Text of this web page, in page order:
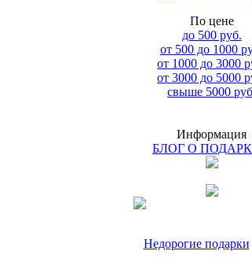
По цене
до 500 руб.
от 500 до 1000
от 1000 до 3000
от 3000 до 5000
свыше 5000
Информация
БЛОГ О
Недорогие подарки